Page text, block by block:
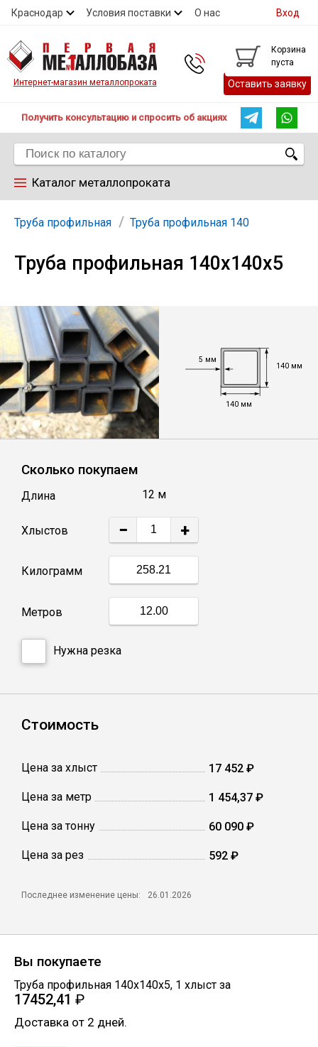
Краснодар Условия поставки О нас
Контакты
Контакты
Вход
Интернет-магазин металлопроката
Корзина
пуста
Оставить заявку
Получить консультацию и спросить об акциях
Каталог металлопроката
Арматура
Труба
Лист
Уголок
Балка
Швеллер
Квадрат
Труба профильная
Катанка
Полоса
Труба профильная Труба профильная 140
Труба профильная 140х140х5
5 мм
140 мм
140 мм
Сколько покупаем
Длина 12 м
Хлыстов − +
Килограмм
Метров
Нужна резка
Стоимость
Цена за хлыст 17 452 ₽
Цена за метр 1 454,37 ₽
Цена за тонну 60 090 ₽
Цена за рез 592 ₽
Последнее изменение цены: 26.01.2026
Вы покупаете
Труба профильная 140х140х5, 1 хлыст за
17452,41 ₽
Доставка от 2 дней.